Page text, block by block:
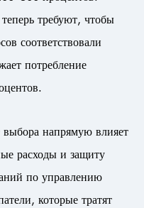
требуют, чтобы
соответствовали
потребление
выбора напрямую влияет
расходы и защиту
по управлению
которые тратят